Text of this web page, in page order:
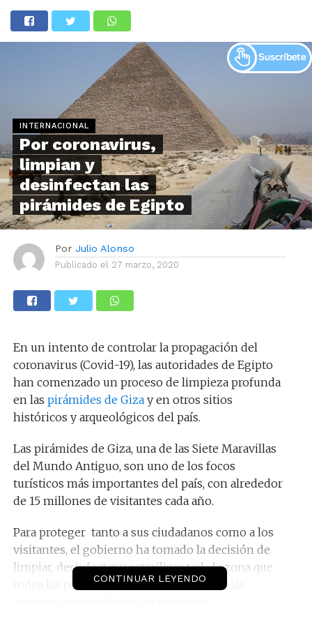
INTERNACIONAL
Por coronavirus,
limpian y
desinfectan las
pirámides de Egipto
Por Julio Alonso
Publicado el 27 marzo, 2020
En un intento de controlar la propagación del
coronavirus (Covid-19), las autoridades de Egipto
han comenzado un proceso de limpieza profunda
en las pirámides de Gizay en otros sitios
históricos y arqueológicos del país.
Las pirámides de Giza, una de las Siete Maravillas
del Mundo Antiguo, son uno de los focos
turísticos más importantes del país, con alrededor
de 15 millones de visitantes cada año.
Para proteger tanto a sus ciudadanos como a los
visitantes, el gobierno ha tomado la decisión de
limpiar, desinfectar y esterilizar toda la zona que
rodea las pirámides de Giza (incluyendo las
CONTINUAR LEYENDO